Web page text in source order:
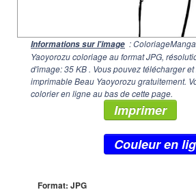
Informations sur l'image :
Yaoyorozu coloriage au format JPG,
d'image: 35 KB . Vous pouvez télécharger
imprimable Beau Yaoyorozu gratuitement.
colorier en ligne au bas de cette page.
Imprimer
Couleur en
Format: JPG